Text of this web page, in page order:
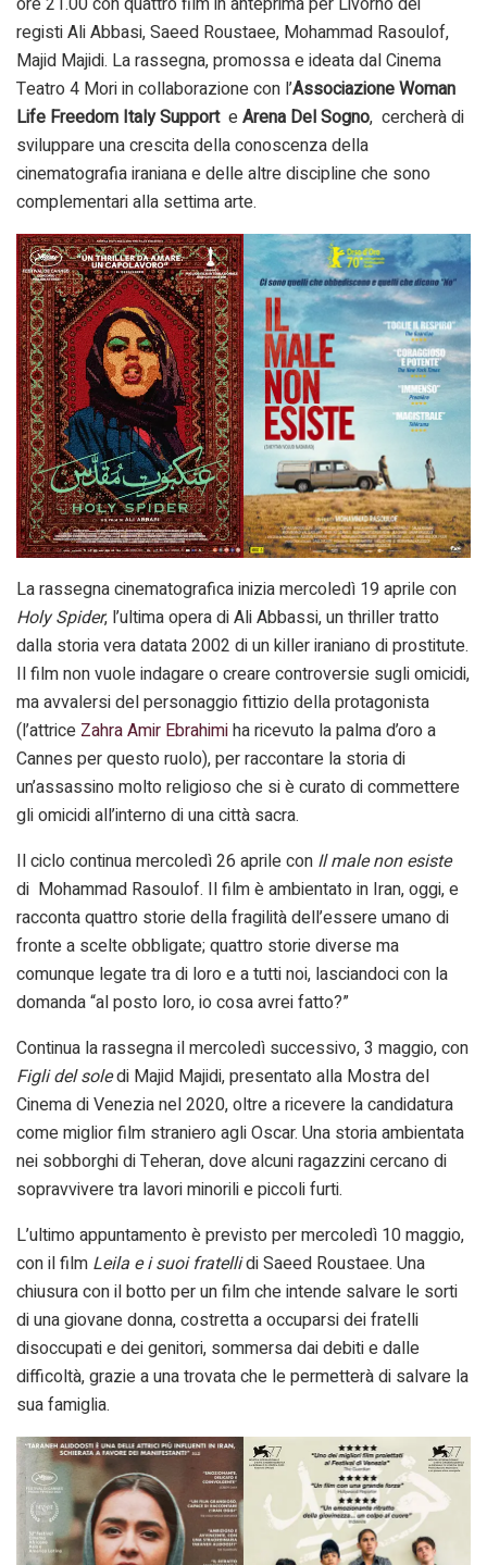
registi Ali Abbasi, Saeed Roustaee, Mohammad Rasoulof,
Majid Majidi. La rassegna, promossa e ideata dal Cinema
Teatro 4 Mori in collaborazione con l’Associazione Woman
Life Freedom Italy SupporteArena Del Sogno, cercherà di
sviluppare una crescita della conoscenza della
cinematografia iraniana e delle altre discipline che sono
complementari alla settima arte.
La rassegna cinematografica inizia mercoledì 19 aprile con
Holy Spider, l’ultima opera di Ali Abbassi, un thriller tratto
dalla storia vera datata 2002 di un killer iraniano di prostitute.
Il film non vuole indagare o creare controversie sugli omicidi,
ma avvalersi del personaggio fittizio della protagonista
(l’attrice Zahra Amir Ebrahimiha ricevuto la palma d’oro a
Cannes per questo ruolo), per raccontare la storia di
un’assassino molto religioso che si è curato di commettere
gli omicidi all’interno di una città sacra.
Il ciclo continua mercoledì 26 aprile con Il male non esiste
di Mohammad Rasoulof. Il film è ambientato in Iran, oggi, e
racconta quattro storie della fragilità dell’essere umano di
fronte a scelte obbligate; quattro storie diverse ma
comunque legate tra di loro e a tutti noi, lasciandoci con la
domanda “al posto loro, io cosa avrei fatto?”
Continua la rassegna il mercoledì successivo, 3 maggio, con
Figli del soledi Majid Majidi, presentato alla Mostra del
Cinema di Venezia nel 2020, oltre a ricevere la candidatura
come miglior film straniero agli Oscar. Una storia ambientata
nei sobborghi di Teheran, dove alcuni ragazzini cercano di
sopravvivere tra lavori minorili e piccoli furti.
L’ultimo appuntamento è previsto per mercoledì 10 maggio,
con il film Leila e i suoi fratellidi Saeed Roustaee. Una
chiusura con il botto per un film che intende salvare le sorti
di una giovane donna, costretta a occuparsi dei fratelli
disoccupati e dei genitori, sommersa dai debiti e dalle
difficoltà, grazie a una trovata che le permetterà di salvare la
sua famiglia.